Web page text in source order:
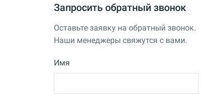
Запросить обратный звонок
Оставьте заявку на обратный звонок.
Наши менеджеры свяжутся с вами.
Имя